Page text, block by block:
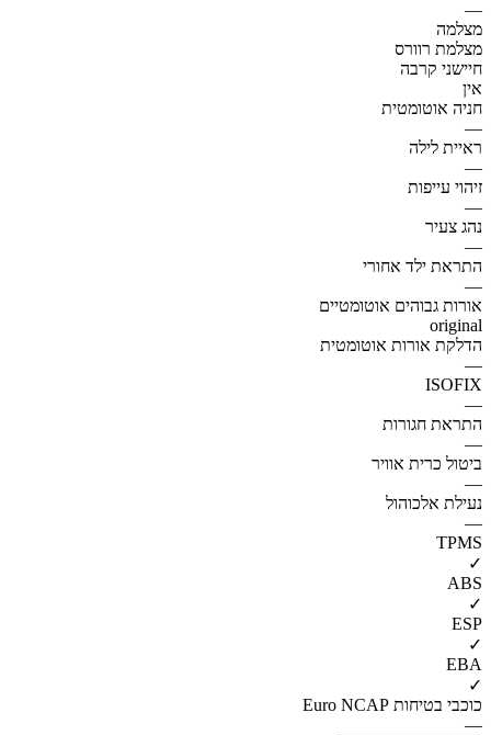
—
מצלמה
מצלמת רוורס
חיישני קרבה
אין
חניה אוטומטית
—
ראיית לילה
—
זיהוי עייפות
—
נהג צעיר
—
התראת ילד אחורי
—
אורות גבוהים אוטומטיים
original
הדלקת אורות אוטומטית
—
ISOFIX
—
התראת חגורות
—
ביטול כרית אוויר
—
נעילת אלכוהול
—
TPMS
✓
ABS
✓
ESP
✓
EBA
✓
כוכבי בטיחות Euro NCAP
—